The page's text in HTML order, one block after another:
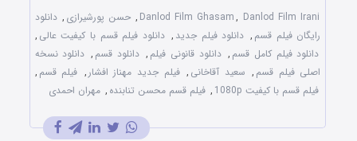
Danlod Film Ghasam, Danlod Film Irani
, حسن پورشیرازی , دانلود
رایگان فیلم قسم , دانلود فیلم جدید , دانلود فیلم قسم با کیفیت عالی ,
دانلود فیلم کامل قسم , دانلود قانونی فیلم , دانلود قسم , دانلود نسخه
اصلی فیلم قسم , سعید آقاخانی , فیلم جدید مهناز افشار , فیلم قسم ,
فیلم قسم با کیفیت 1080p
, فیلم قسم محسن تنابنده , مهران احمدی